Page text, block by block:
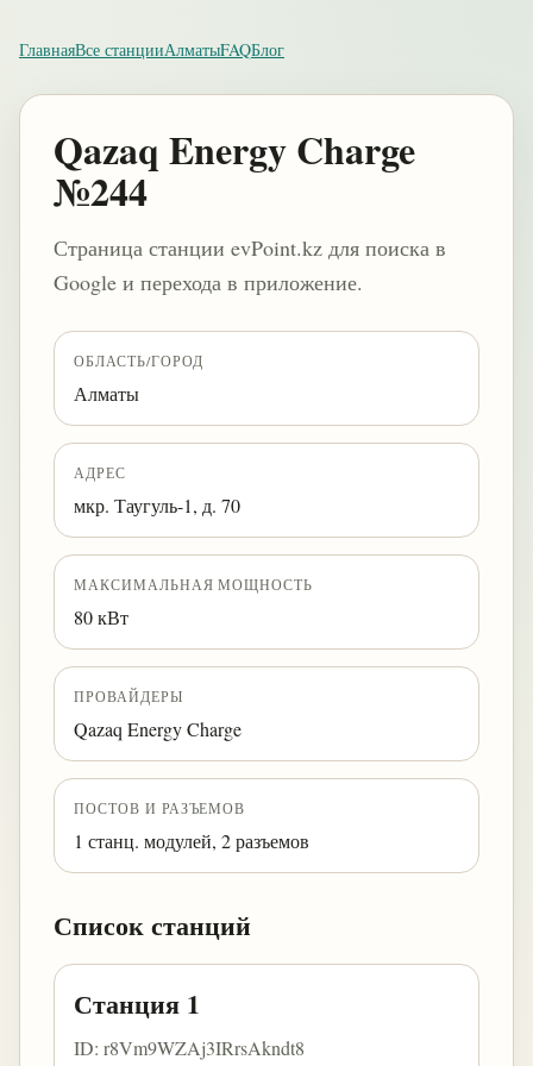
ГлавнаяВсе станцииАлматыFAQБлог
Qazaq Energy Charge
№244
Страница станции evPoint.kz для поиска в
Google и перехода в приложение.
ОБЛАСТЬ/ГОРОД
Алматы
АДРЕС
мкр. Таугуль-1, д. 70
МАКСИМАЛЬНАЯ МОЩНОСТЬ
80 кВт
ПРОВАЙДЕРЫ
Qazaq Energy Charge
ПОСТОВ И РАЗЪЕМОВ
1 станц. модулей, 2 разъемов
Список станций
Станция 1
ID: r8Vm9WZAj3IRrsAkndt8